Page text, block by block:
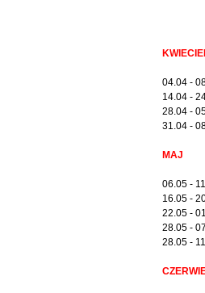
04.04 -
14.04 -
28.04 -
31.04 -
MAJ
06.05 -
16.05 -
22.05 -
28.05 -
28.05 -